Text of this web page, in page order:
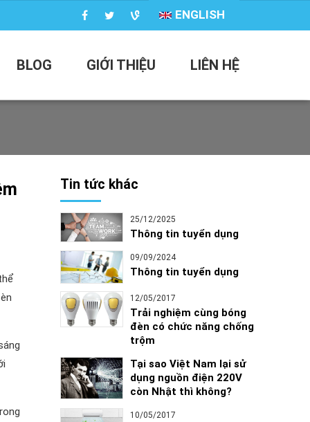
ENGLISH
BLOG GIỚI THIỆU LIÊN HỆ
Tin tức khác
25/12/2025
Thông tin tuyển dụng
09/09/2024
Thông tin tuyển dụng
12/05/2017
Trải nghiệm cùng bóng
đèn có chức năng chống
trộm
Tại sao Việt Nam lại sử
dụng nguồn điện 220V
còn Nhật thì không?
10/05/2017